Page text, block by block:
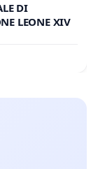
DI
LEONE XIV